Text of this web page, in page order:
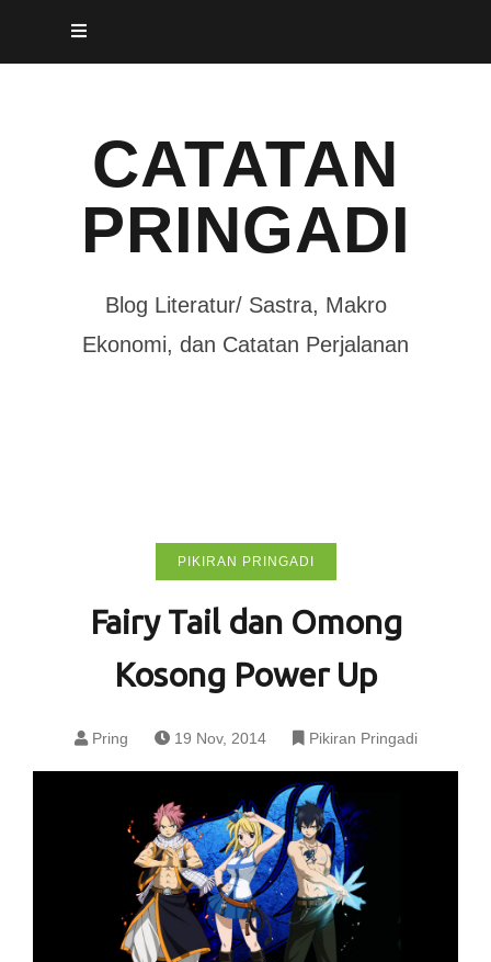
CATATAN
PRINGADI
Blog Literatur/ Sastra, Makro
Ekonomi, dan Catatan Perjalanan
PIKIRAN PRINGADI
Fairy Tail dan Omong
Kosong Power Up
Pring 19 Nov, 2014 Pikiran Pringadi